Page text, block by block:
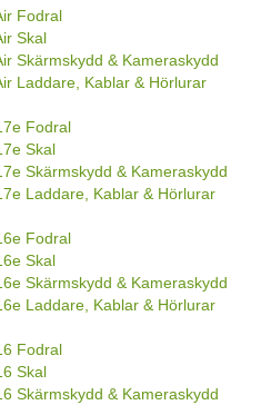
Fodral
Skal
Skärmskydd & Kameraskydd
Laddare, Kablar & Hörlurar
Fodral
Skal
Skärmskydd & Kameraskydd
Laddare, Kablar & Hörlurar
Fodral
Skal
Skärmskydd & Kameraskydd
Laddare, Kablar & Hörlurar
Fodral
Skal
Skärmskydd & Kameraskydd